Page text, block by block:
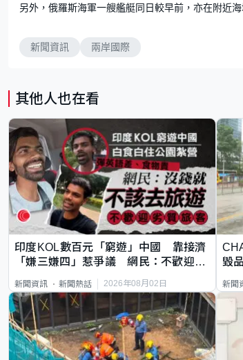
另外，俄羅斯海軍一艘艦艇同日較早前，亦在附近
新聞資訊 兩岸國際
其他人也在看
印度KOL數百元「窮遊」中國 靠接濟
「嫌三嫌四」惹爭議 網民：不歡迎劣
新聞資訊 新聞熱話 2026年08月02日
毀
新聞